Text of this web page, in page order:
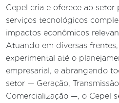
Cepel cria e oferece ao setor
serviços tecnológicos
impactos econômicos
Atuando em diversas
experimental até o
empresarial, e abrangendo
setor — Geração,
Comercialização —, o Cepel